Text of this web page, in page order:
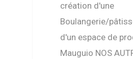
création d'une
Boulangerie/
d'un espace de
Mauguio NOS